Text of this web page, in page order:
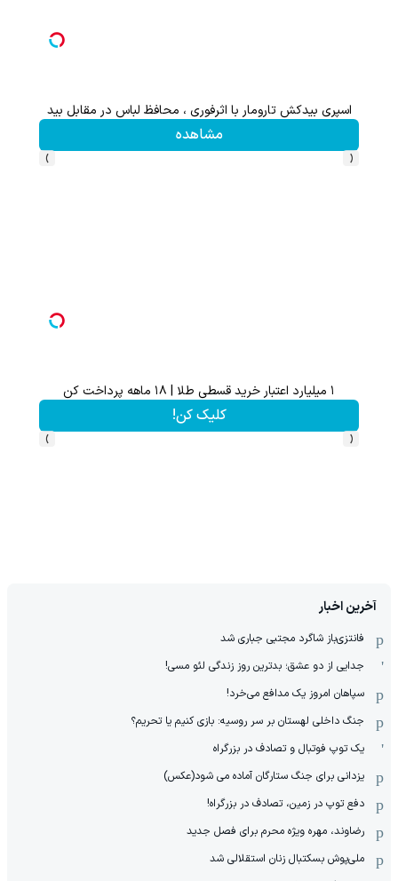
اسپری بیدکش تارومار با اثرفوری ، محافظ لباس در مقابل بید
مشاهده
‹
›
۱ میلیارد اعتبار خرید قسطی طلا | ۱۸ ماهه پرداخت کن
کلیک کن!
‹
›
آخرین اخبار
فانتزی‌باز شاگرد مجتبی جباری شد
جدایی از دو عشق؛ بدترین روز زندگی لئو مسی!
سپاهان امروز یک مدافع می‌خرد!
جنگ داخلی لهستان بر سر روسیه: بازی کنیم یا تحریم؟
یک توپ فوتبال و تصادف در بزرگراه
یزدانی برای جنگ ستارگان آماده می شود(عکس)
دفع توپ در زمین، تصادف در بزرگراه!
رضاوند، مهره ویژه محرم برای فصل جدید
ملی‌پوش بسکتبال زنان استقلالی شد